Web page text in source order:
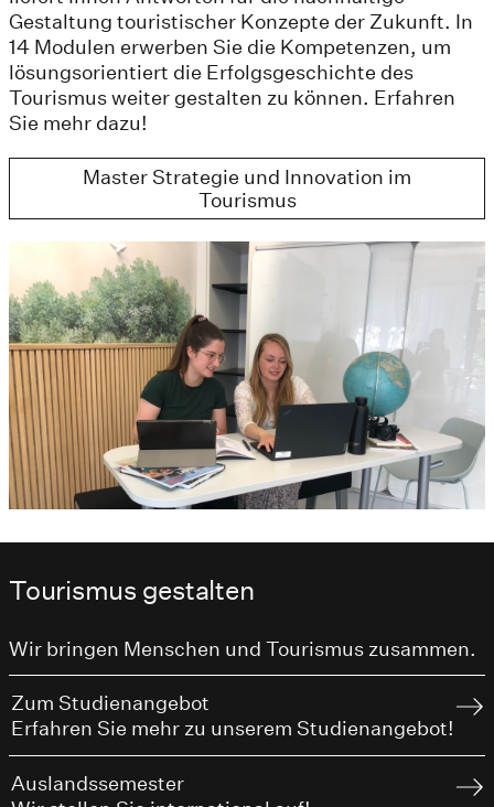
Gestaltung touristischer Konzepte der Zukunft. In
14 Modulen erwerben Sie die Kompetenzen, um
lösungsorientiert die Erfolgsgeschichte des
Tourismus weiter gestalten zu können. Erfahren
Sie mehr dazu!
Master Strategie und Innovation im
Tourismus
Tourismus gestalten
Wir bringen Menschen und Tourismus zusammen.
Zum Studienangebot
Erfahren Sie mehr zu unserem Studienangebot!
Auslandssemester